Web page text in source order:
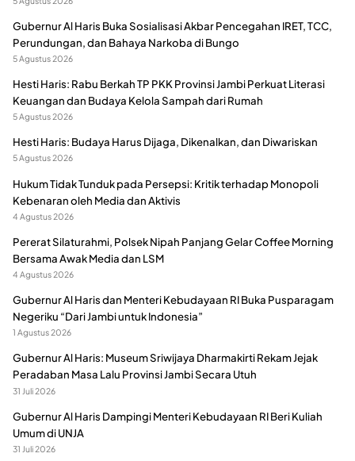
Gubernur Al Haris Buka Sosialisasi Akbar Pencegahan IRET, TCC,
Perundungan, dan Bahaya Narkoba di Bungo
5 Agustus 2026
Hesti Haris: Rabu Berkah TP PKK Provinsi Jambi Perkuat Literasi
Keuangan dan Budaya Kelola Sampah dari Rumah
5 Agustus 2026
Hesti Haris: Budaya Harus Dijaga, Dikenalkan, dan Diwariskan
5 Agustus 2026
Hukum Tidak Tunduk pada Persepsi: Kritik terhadap Monopoli
Kebenaran oleh Media dan Aktivis
4 Agustus 2026
Pererat Silaturahmi, Polsek Nipah Panjang Gelar Coffee Morning
Bersama Awak Media dan LSM
4 Agustus 2026
Gubernur Al Haris dan Menteri Kebudayaan RI Buka Pusparagam
Negeriku “Dari Jambi untuk Indonesia”
1 Agustus 2026
Gubernur Al Haris: Museum Sriwijaya Dharmakirti Rekam Jejak
Peradaban Masa Lalu Provinsi Jambi Secara Utuh
31 Juli 2026
Gubernur Al Haris Dampingi Menteri Kebudayaan RI Beri Kuliah
Umum di UNJA
31 Juli 2026